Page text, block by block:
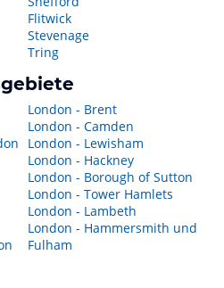
Flitwick
Stevenage
Tring
London - Brent
London - Camden
London - Lewisham
London - Hackney
London - Borough of Sutton
London - Tower Hamlets
London - Lambeth
London - Hammersmith und
Fulham